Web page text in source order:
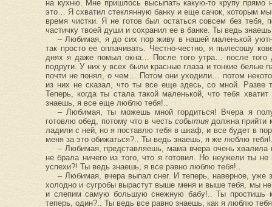
на кухню. Мне пришлось высыпать какую-то крупу
это… Я схватил стеклянную банку и еще сачок, которым
время чистки. Я не готов был остаться совсем без тебя,
частичку твоей души и сохранил ее в банке. Ты ведь
– Любимая, я до сих пор живу в нашей маленькой
так просто ее оплачивать. Честно-честно, я пылесошу
днях я даже помыл окна… После того утра… после того
подруги. У них у всех были красные глаза и тонкие белые
почти не понял, о чем… Потом они уходили… потом
из них не сказал, что ты все еще здесь, со мной. Разве
Теперь, когда ты стала такой маленькой, что тебя
знаешь, я все еще люблю тебя!..
– Любимая, ты можешь мной гордиться! Вчера я
готовлю обед, потому что в честь событиядолжна прийти
ладили с ней, но я поставлю тебя в шкаф, и все будет в
меня за это обижаться?.. Ты ведь знаешь, я же люблю
– Любимая, представляешь, мама вчера очень
не брала ничего из того, что я готовил. Но неужели ты
успехи?! Ты ведь знаешь, я все равно люблю тебя!..
– Любимая, вчера выпал снег. И теперь, наверное, уже
холодно и сугробы вырастут выше меня и выше тебя, мы
и слепим самую большую снежную бабу!.. Ты простишь
теперь, один?.. Ты ведь все равно знаешь, как я люблю